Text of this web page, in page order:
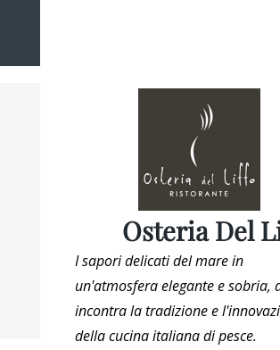
Osteria Del
I sapori delicati del mare in
un'atmosfera elegante e sobria,
incontra la tradizione e
della cucina italiana di pesce.